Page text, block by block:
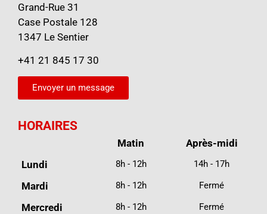
Grand-Rue 31
Case Postale 128
1347 Le Sentier
+41 21 845 17 30
Envoyer un message
HORAIRES
Matin
Après-midi
Lundi
8h - 12h 14h - 17h
Mardi 8h - 12h Fermé
Mercredi 8h - 12h Fermé